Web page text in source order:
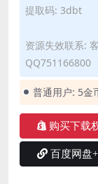
提取码: 3dbt
资源失效联系:
QQ751166800
普通用户: 5金
购买下载
百度网盘